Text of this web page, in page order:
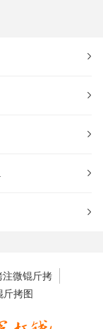
注微锟斤拷
斤拷图